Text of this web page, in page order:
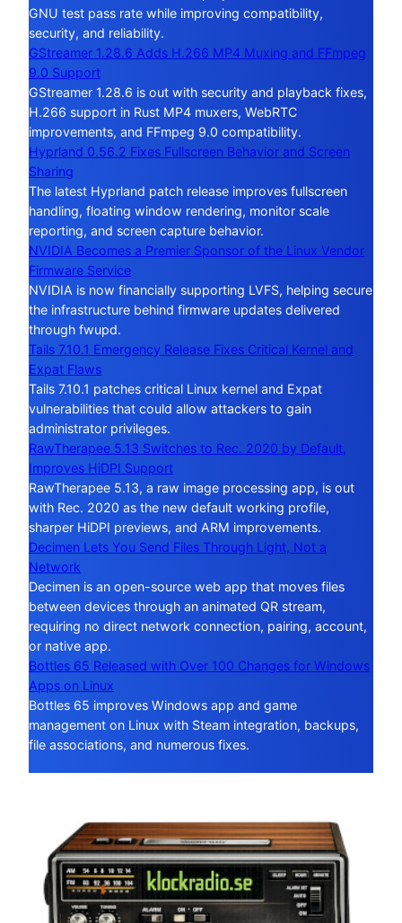
GNU test pass rate while improving compatibility,
security, and reliability.
GStreamer 1.28.6 Adds H.266 MP4 Muxing and FFmpeg
9.0 Support
GStreamer 1.28.6 is out with security and playback fixes,
H.266 support in Rust MP4 muxers, WebRTC
improvements, and FFmpeg 9.0 compatibility.
Hyprland 0.56.2 Fixes Fullscreen Behavior and Screen
Sharing
The latest Hyprland patch release improves fullscreen
handling, floating window rendering, monitor scale
reporting, and screen capture behavior.
NVIDIA Becomes a Premier Sponsor of the Linux Vendor
Firmware Service
NVIDIA is now financially supporting LVFS, helping secure
the infrastructure behind firmware updates delivered
through fwupd.
Tails 7.10.1 Emergency Release Fixes Critical Kernel and
Expat Flaws
Tails 7.10.1 patches critical Linux kernel and Expat
vulnerabilities that could allow attackers to gain
administrator privileges.
RawTherapee 5.13 Switches to Rec. 2020 by Default,
Improves HiDPI Support
RawTherapee 5.13, a raw image processing app, is out
with Rec. 2020 as the new default working profile,
sharper HiDPI previews, and ARM improvements.
Decimen Lets You Send Files Through Light, Not a
Network
Decimen is an open-source web app that moves files
between devices through an animated QR stream,
requiring no direct network connection, pairing, account,
or native app.
Bottles 65 Released with Over 100 Changes for Windows
Apps on Linux
Bottles 65 improves Windows app and game
management on Linux with Steam integration, backups,
file associations, and numerous fixes.